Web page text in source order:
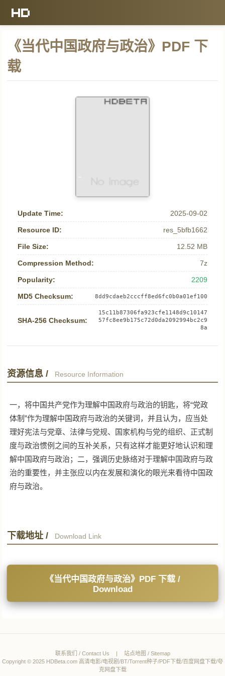
《当代中国政府与政治》PDF 下
载
Update Time: 2025-09-02
Resource ID: res_5bfb1662
File Size: 12.52 MB
Compression Method: 7z
Popularity: 2209
MD5 Checksum: 8dd9cdaeb2cccff8ed6fc0b0a01ef100
SHA-256 Checksum:
15c11b87306fa923cfe1148d9c10147
57fc8ee9b175c72d0da2092994bc2c9
8a
资源信息 / Resource Information
一，将中国共产党作为理解中国政府与政治的钥匙，将“党政
体制”作为理解中国政府与政治的关键词，并且认为，应当处
理好宪法与党章、法律与党规、国家机构与党的组织、正式制
度与政治惯例之间的互补关系，只有这样才能更好地认识和理
解中国政府与政治；二，强调历史脉络对于理解中国政府与政
治的重要性，并主张应以内在发展和演化的眼光来看待中国政
府与政治。
下载地址 / Download Link
《当代中国政府与政治》PDF 下载 /
Download
联系我们 / Contact Us |
站点地图 / Sitemap
Copyright © 2025 HDBeta.com 高清电影/电视剧/BT/Torrent种子/PDF下载/百度网盘下载/夸
克网盘下载